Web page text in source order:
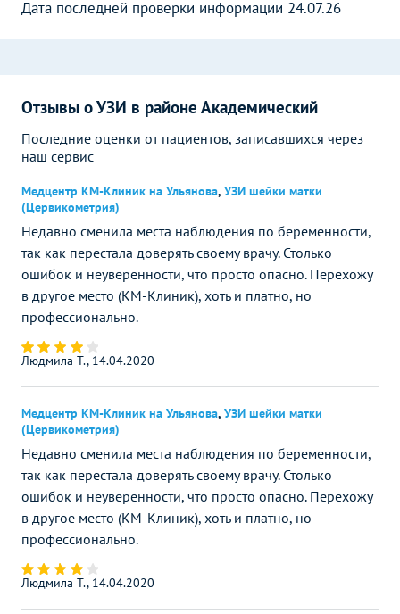
Дата последней проверки информации 24.07.26
Отзывы о УЗИ в районе Академический
Последние оценки от пациентов, записавшихся через
наш сервис
Медцентр КМ-Клиник на Ульянова, УЗИ шейки матки
(Цервикометрия)
Недавно сменила места наблюдения по беременности,
так как перестала доверять своему врачу. Столько
ошибок и неуверенности, что просто опасно. Перехожу
в другое место (КМ-Клиник), хоть и платно, но
профессионально.
Людмила Т., 14.04.2020
Медцентр КМ-Клиник на Ульянова, УЗИ шейки матки
(Цервикометрия)
Недавно сменила места наблюдения по беременности,
так как перестала доверять своему врачу. Столько
ошибок и неуверенности, что просто опасно. Перехожу
в другое место (КМ-Клиник), хоть и платно, но
профессионально.
Людмила Т., 14.04.2020